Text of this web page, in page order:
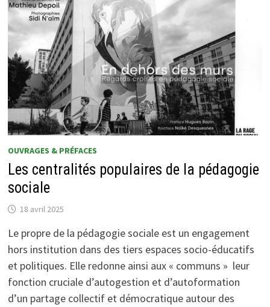
OUVRAGES & PRÉFACES
Les centralités populaires de la pédagogie
sociale
18 avril 2025
Le propre de la pédagogie sociale est un engagement
hors institution dans des tiers espaces socio-éducatifs
et politiques. Elle redonne ainsi aux « communs » leur
fonction cruciale d’autogestion et d’autoformation
d’un partage collectif et démocratique autour des